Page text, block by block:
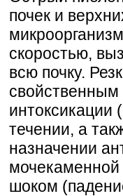
почек и
скоростью,
всю почку.
интоксикации
течении, а
назначении
мочекаменной
шоком